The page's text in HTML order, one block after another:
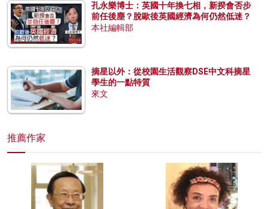
孔永樂博士：英國十年換七相，新揆會否步
前任後塵？脫歐後英國經濟為何仍然低迷？
本社編輯部
摘星以外：從校園生活觀察DSE中文科摘星
學生的一點特質
來文
推薦作家